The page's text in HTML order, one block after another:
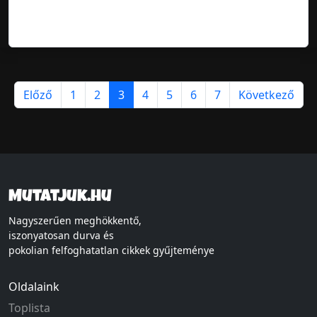
Előző 1 2 3 4 5 6 7 Következő
Mutatjuk.hu
Nagyszerűen meghökkentő,
iszonyatosan durva és
pokolian felfoghatatlan cikkek gyűjteménye
Oldalaink
Toplista